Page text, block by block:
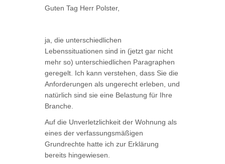
Guten Tag Herr Polster,
ja, die unterschiedlichen
Lebenssituationen sind in (jetzt gar nicht
mehr so) unterschiedlichen Paragraphen
geregelt. Ich kann verstehen, dass Sie die
Anforderungen als ungerecht erleben, und
natürlich sind sie eine Belastung für Ihre
Branche.
Auf die Unverletzlichkeit der Wohnung als
eines der verfassungsmäßigen
Grundrechte hatte ich zur Erklärung
bereits hingewiesen.